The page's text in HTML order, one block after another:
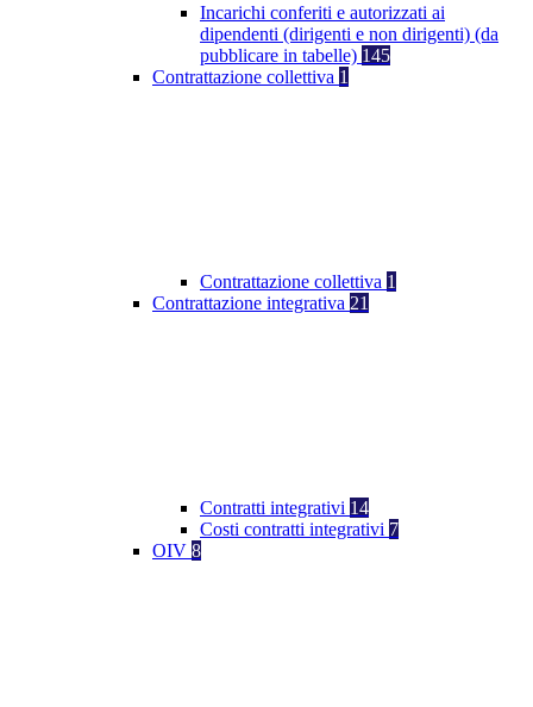
Incarichi conferiti e autorizzati ai
dipendenti (dirigenti e non dirigenti) (da
pubblicare in tabelle) 145
Contrattazione collettiva 1
Contrattazione collettiva 1
Contrattazione integrativa 21
Contratti integrativi 14
Costi contratti integrativi 7
OIV 8